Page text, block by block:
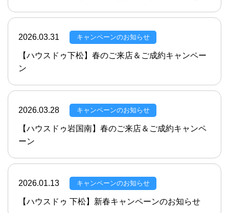
2026.03.31 キャンペーンのお知らせ
【ハウスドゥ下松】春のご来店＆ご成約キャンペー
ン
2026.03.28 キャンペーンのお知らせ
【ハウスドゥ岩国南】春のご来店＆ご成約キャンペ
ーン
2026.01.13 キャンペーンのお知らせ
【ハウスドゥ 下松】新春キャンペーンのお知らせ